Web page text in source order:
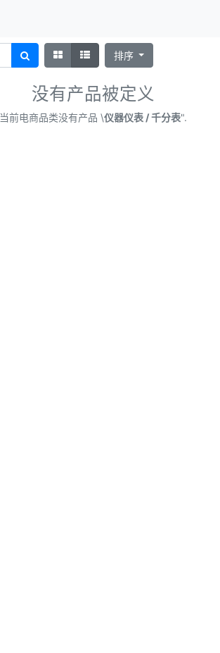
排序
没有产品被定义
当前电商品类没有产品 \仪器仪表 / 千分表".